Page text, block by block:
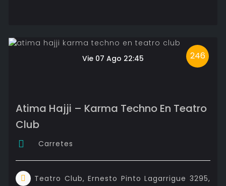
246
Vie 07 Ago 22:45
Atima Hajji – Karma Techno En Teatro
Club
Carretes
Teatro Club, Ernesto Pinto Lagarrigue 3295,